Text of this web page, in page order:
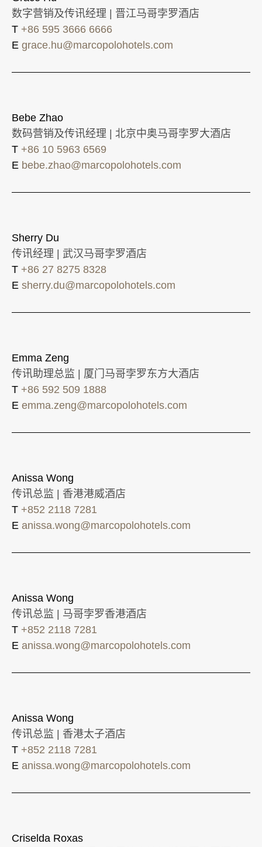
数字营销及传讯经理 | 晋江马哥孛罗酒店
T +86 595 3666 6666
E grace.hu@marcopolohotels.com
Bebe Zhao
数码营销及传讯经理 | 北京中奥马哥孛罗大酒店
T +86 10 5963 6569
E bebe.zhao@marcopolohotels.com
Sherry Du
传讯经理 | 武汉马哥孛罗酒店
T +86 27 8275 8328
E sherry.du@marcopolohotels.com
Emma Zeng
传讯助理总监 | 厦门马哥孛罗东方大酒店
T +86 592 509 1888
E emma.zeng@marcopolohotels.com
Anissa Wong
传讯总监 | 香港港威酒店
T +852 2118 7281
E anissa.wong@marcopolohotels.com
Anissa Wong
传讯总监 | 马哥孛罗香港酒店
T +852 2118 7281
E anissa.wong@marcopolohotels.com
Anissa Wong
传讯总监 | 香港太子酒店
T +852 2118 7281
E anissa.wong@marcopolohotels.com
Criselda Roxas